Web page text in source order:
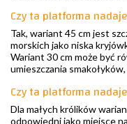
Czy ta platforma
Tak, wariant 45 cm jest
morskich jako niska
Wariant 30 cm może być
umieszczania
Czy ta platforma
Dla małych królików
odpowiedni jako miejsce